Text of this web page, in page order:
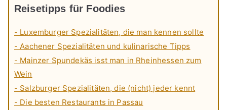
Reisetipps für Foodies
- Luxemburger Spezialitäten, die man kennen sollte
- Aachener Spezialitäten und kulinarische Tipps
- Mainzer Spundekäs isst man in Rheinhessen zum
Wein
- Salzburger Spezialitäten, die (nicht) jeder kennt
- Die besten Restaurants in Passau